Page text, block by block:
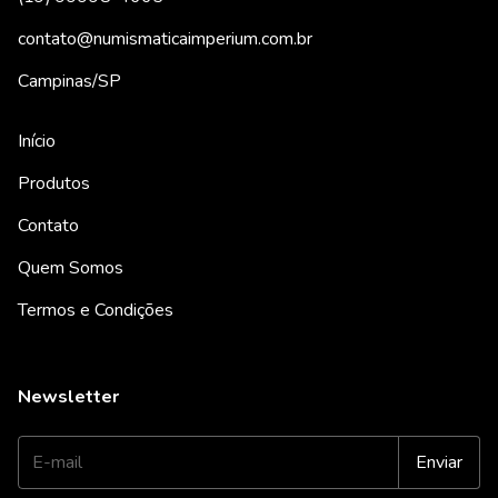
contato@numismaticaimperium.com.br
Campinas/SP
Início
Produtos
Contato
Quem Somos
Termos e Condições
Newsletter